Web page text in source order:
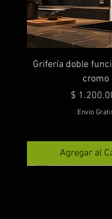
Grifería doble
cromo
Precio
$
Envío
Agregar al